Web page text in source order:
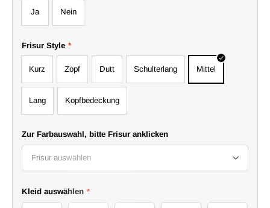
Ja Nein
Frisur Style *
Kurz Zopf Dutt Schulterlang Mittel
Lang Kopfbedeckung
Zur Farbauswahl, bitte Frisur anklicken
Frisur auswählen
Kleid auswählen *